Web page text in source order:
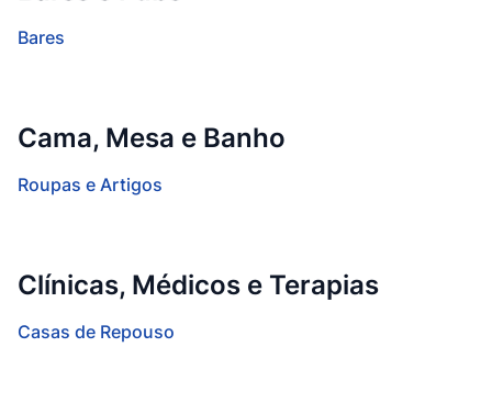
Bares
Cama, Mesa e Banho
Roupas e Artigos
Clínicas, Médicos e Terapias
Casas de Repouso